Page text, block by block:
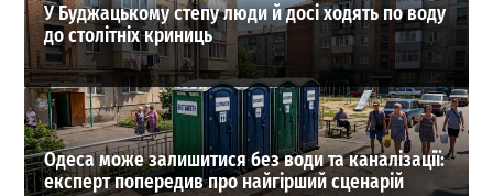
У Буджацькому степу люди й досі ходять по воду
до столітніх криниць
Одеса може залишитися без води та каналізації:
експерт попередив про найгірший сценарій